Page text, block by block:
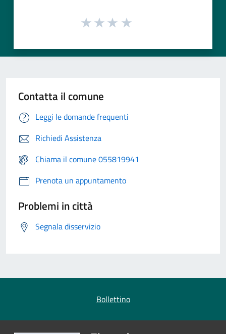
Contatta il comune
Leggi le domande frequenti
Richiedi Assistenza
Chiama il comune 055819941
Prenota un appuntamento
Problemi in città
Segnala disservizio
Bollettino